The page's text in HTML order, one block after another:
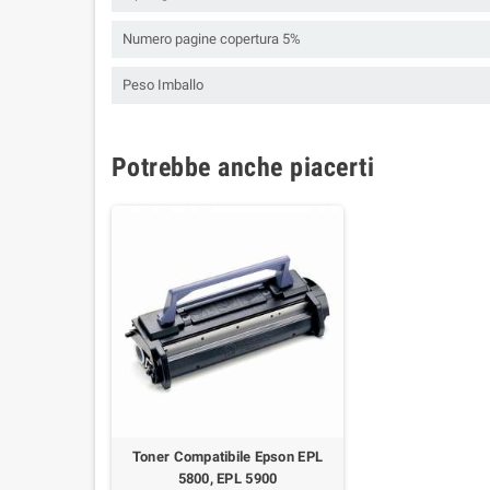
Numero pagine copertura 5%
Peso Imballo
Potrebbe anche piacerti
Toner Compatibile Epson EPL
5800, EPL 5900